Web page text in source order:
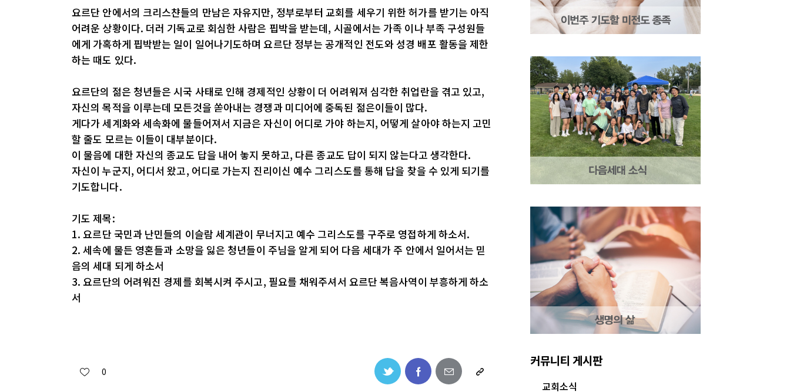
요르단 안에서의 크리스챤들의 만남은 자유지만, 정부로부터 교회를 세우기 위한 허가를 받기는 아직
어려운 상황이다. 더러 기독교로 회심한 사람은 핍박을 받는데, 시골에서는 가족 이나 부족 구성원들
에게 가혹하게 핍박받는 일이 일어나기도하며 요르단 정부는 공개적인 전도와 성경 배포 활동을 제한
하는 때도 있다.
요르단의 젊은 청년들은 시국 사태로 인해 경제적인 상황이 더 어려워져 심각한 취업란을 겪고 있고,
자신의 목적을 이루는데 모든것을 쏟아내는 경쟁과 미디어에 중독된 젊은이들이 많다.
게다가 세계화와 세속화에 물들어져서 지금은 자신이 어디로 가야 하는지, 어떻게 살아야 하는지 고민
할 줄도 모르는 이들이 대부분이다.
이 물음에 대한 자신의 종교도 답을 내어 놓지 못하고, 다른 종교도 답이 되지 않는다고 생각한다.
자신이 누군지, 어디서 왔고, 어디로 가는지 진리이신 예수 그리스도를 통해 답을 찾을 수 있게 되기를
기도합니다.
기도 제목:
1. 요르단 국민과 난민들의 이슬람 세계관이 무너지고 예수 그리스도를 구주로 영접하게 하소서.
2. 세속에 물든 영혼들과 소망을 잃은 청년들이 주님을 알게 되어 다음 세대가 주 안에서 일어서는 믿
음의 세대 되게 하소서
3. 요르단의 어려워진 경제를 회복시켜 주시고, 필요를 채워주셔서 요르단 복음사역이 부흥하게 하소
서
0
커뮤니티 게시판
교회소식